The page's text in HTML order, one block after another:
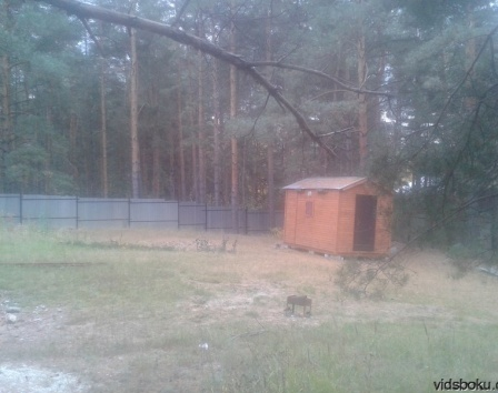
Перейти к основному содержанию